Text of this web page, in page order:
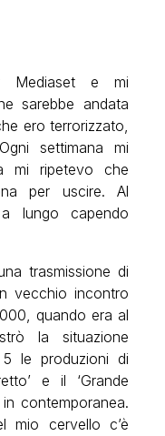
Mediaset e mi
sarebbe andata
ero terrorizzato,
settimana mi
mi ripetevo che
per uscire. Al
lungo capendo
trasmissione di
vecchio incontro
quando era al
la situazione
le produzioni di
e il ‘Grande
contemporanea.
mio cervello c’è